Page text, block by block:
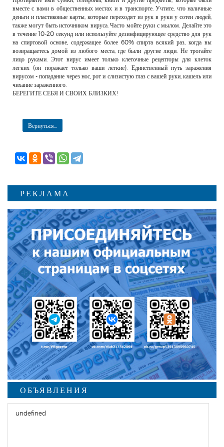
вместе с вами в общественных местах и в транспорте. Учтите, что наличные
деньги и пластиковые карты, которые переходят из рук в руки у сотен людей,
также могут быть источником вируса. Часто мойте руки с мылом. Делайте это
в течение 10-20 секунд или используйте дезинфицирующее средство для рук
на спиртовой основе, содержащее более 60% спирта всякий раз, когда вы
возвращаетесь домой из любого места, где были другие люди. Не трогайте
лицо руками. Этот вирус имеет только клеточные рецепторы для клеток
легких (он поражает только ваши легкие). Единственный путь заражения
вирусом - попадание через нос, рот и слизистую глаз с вашей руки, кашель или
чихание зараженного.
БЕРЕГИТЕ СЕБЯ И СВОИХ БЛИЗКИХ!
Вернуться...
РЕКЛАМА
ОБЪЯВЛЕНИЯ
undefined